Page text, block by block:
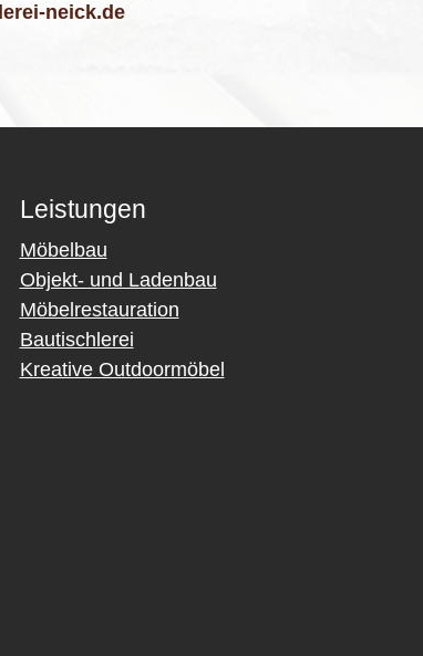
neick.de​​​​​​​
Leistungen
Möbelbau
Objekt- und Ladenbau
Möbelrestauration
Bautischlerei
Kreative Outdoormöbel